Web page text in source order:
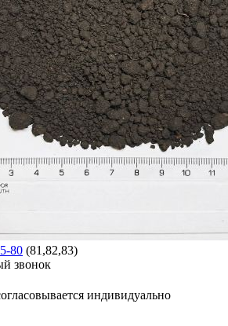
80 (81,82,83)
звонок
индивидуально